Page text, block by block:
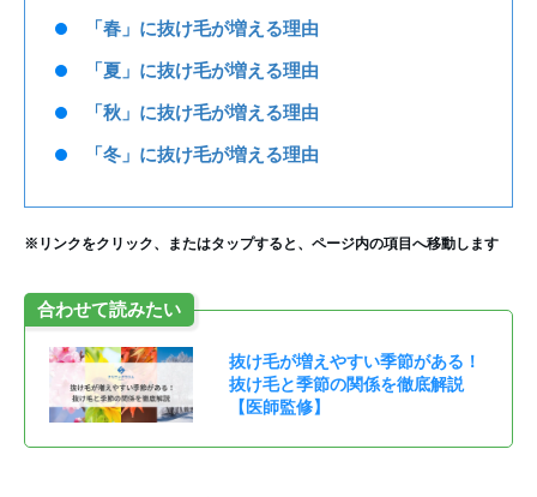
「春」に抜け毛が増える理由
「夏」に抜け毛が増える理由
「秋」に抜け毛が増える理由
「冬」に抜け毛が増える理由
※リンクをクリック、またはタップすると、ページ内の項目へ移動します
合わせて読みたい
抜け毛が増えやすい季節がある！
抜け毛と季節の関係を徹底解説
【医師監修】